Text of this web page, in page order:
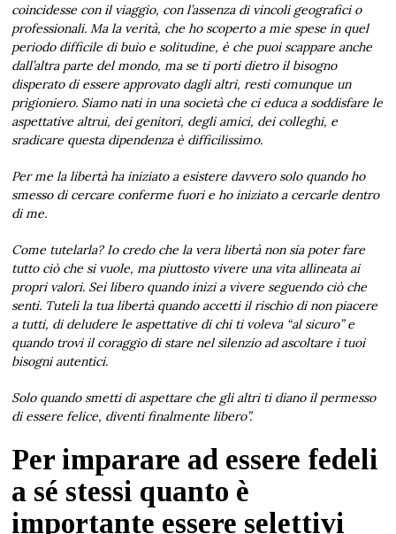
coincidesse con il viaggio, con l’assenza di vincoli geografici o
professionali. Ma la verità, che ho scoperto a mie spese in quel
periodo difficile di buio e solitudine, è che puoi scappare anche
dall’altra parte del mondo, ma se ti porti dietro il bisogno
disperato di essere approvato dagli altri, resti comunque un
prigioniero. Siamo nati in una società che ci educa a soddisfare le
aspettative altrui, dei genitori, degli amici, dei colleghi, e
sradicare questa dipendenza è difficilissimo.
Per me la libertà ha iniziato a esistere davvero solo quando ho
smesso di cercare conferme fuori e ho iniziato a cercarle dentro
di me.
Come tutelarla? Io credo che la vera libertà non sia poter fare
tutto ciò che si vuole, ma piuttosto vivere una vita allineata ai
propri valori. Sei libero quando inizi a vivere seguendo ciò che
senti. Tuteli la tua libertà quando accetti il rischio di non piacere
a tutti, di deludere le aspettative di chi ti voleva “al sicuro” e
quando trovi il coraggio di stare nel silenzio ad ascoltare i tuoi
bisogni autentici.
Solo quando smetti di aspettare che gli altri ti diano il permesso
di essere felice, diventi finalmente libero”.
Per imparare ad essere fedeli
a sé stessi quanto è
importante essere selettivi